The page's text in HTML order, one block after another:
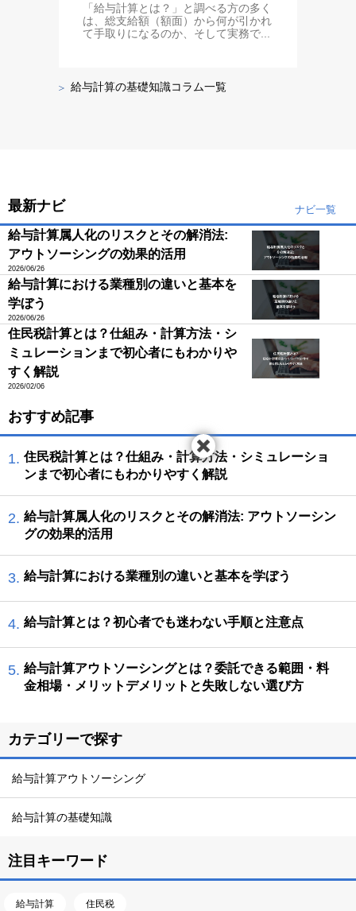
「給与計算とは？」と調べる方の多く
は、総支給額（額面）から何が引かれ
て手取りになるのか、そして実務で...
給与計算の基礎知識コラム一覧
最新ナビ ナビ一覧
給与計算属人化のリスクとその解消法:
アウトソーシングの効果的活用
2026/06/26
給与計算における業種別の違いと基本を
学ぼう
2026/06/26
住民税計算とは？仕組み・計算方法・シ
ミュレーションまで初心者にもわかりや
すく解説
2026/02/06
おすすめ記事
1. 住民税計算とは？仕組み・計算方法・シミュレーショ
ンまで初心者にもわかりやすく解説
2. 給与計算属人化のリスクとその解消法: アウトソーシン
グの効果的活用
3. 給与計算における業種別の違いと基本を学ぼう
4. 給与計算とは？初心者でも迷わない手順と注意点
5. 給与計算アウトソーシングとは？委託できる範囲・料
金相場・メリットデメリットと失敗しない選び方
カテゴリーで探す
給与計算アウトソーシング
給与計算の基礎知識
注目キーワード
給与計算 住民税